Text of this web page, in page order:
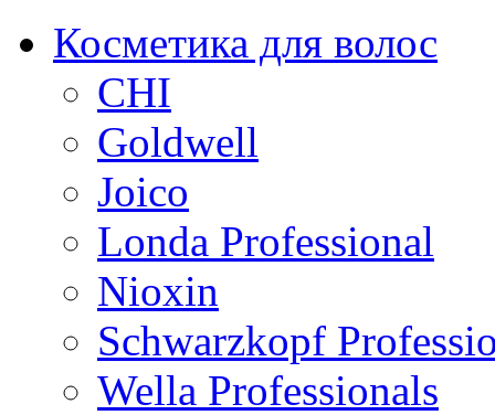
Косметика для волос
CHI
Goldwell
Joico
Londa Professional
Nioxin
Schwarzkopf
Wella Professionals